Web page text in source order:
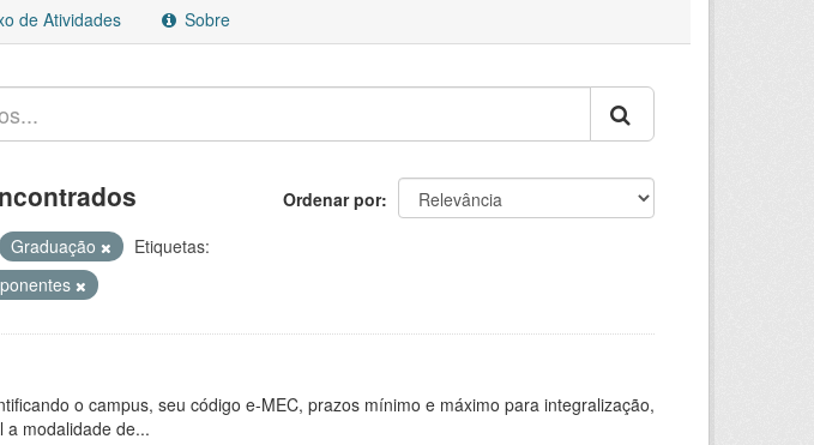
de Atividades Sobre
Ordenar por
Graduação
Etiquetas:
o campus, seu código e-MEC, prazos mínimo e máximo para integralização,
a modalidade de...